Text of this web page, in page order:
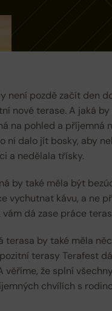
není pozdě začít den
nové terase. A jaká
na pohled a příjemná
ní dalo jít bosky, aby
a nedělala třísky.
by také měla být
vychutnat kávu, a ne
vám dá zase práce
terasa by také měla
terasy Terafest
věříme, že splní
chvílích s